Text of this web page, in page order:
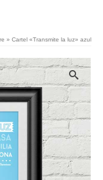
» Cartel «Transmite la luz» azul
Futbolista -
Comunión- -
+ AÑADIR